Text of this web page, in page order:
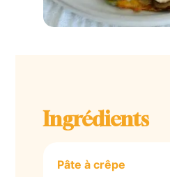
Ingrédients
Pâte à crêpe